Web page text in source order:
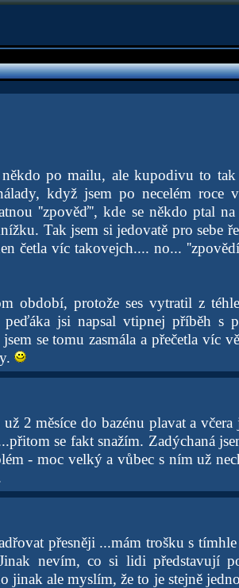
po mailu, ale kupodivu to
když jsem po necelém roce
''zpověď'', kde se někdo ptal
Tak jsem si jedovatě pro sebe
četla víc takovejch.... no...
období, protože ses vytratil z
jsi napsal vtipnej příběh s
se tomu zasmála a přečetla víc
2 měsíce do bazénu plavat a včera
se fakt snažím. Zadýchaná
- moc velký a vůbec s ním už
přesněji ...mám trošku s
nevím, co si lidi představují
jinak ale myslím, že to je stejně